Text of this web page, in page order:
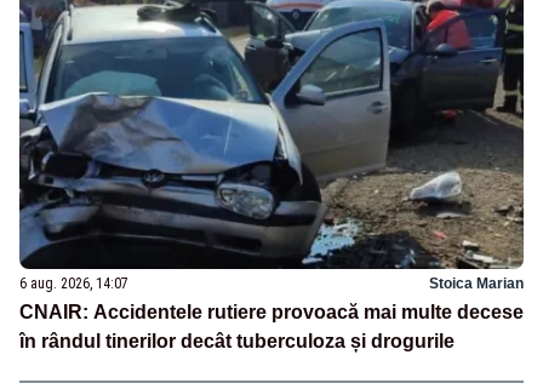
6 aug. 2026, 14:07 Stoica Marian
CNAIR: Accidentele rutiere provoacă mai multe decese
în rândul tinerilor decât tuberculoza și drogurile